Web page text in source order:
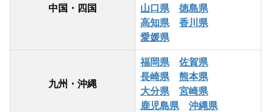
中国・四国
山口県
徳島県
高知県
香川県
愛媛県
九州・沖縄
福岡県
佐賀県
長崎県
熊本県
大分県
宮崎県
鹿児島県
沖縄県